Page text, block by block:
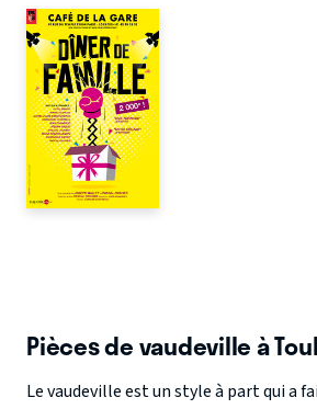
Pièces de vaudeville à
Le vaudeville est un style à part qui a